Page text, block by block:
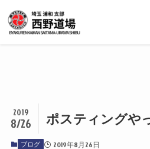
ポスティングや
2019
8/26
ブログ 2019年8月26日